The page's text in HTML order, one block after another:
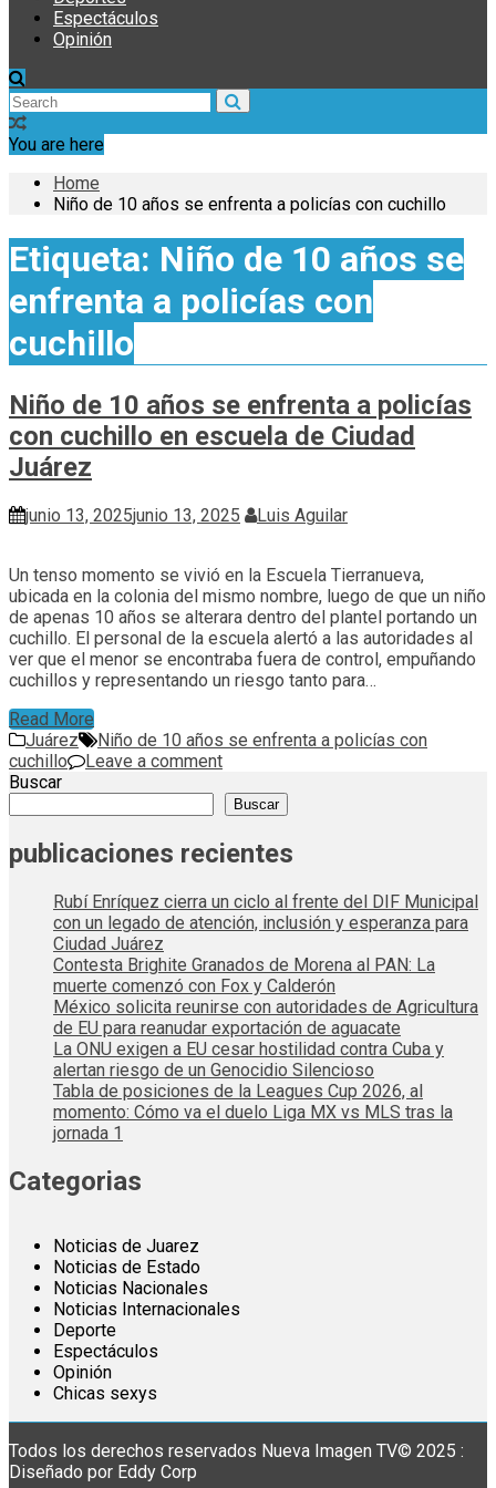
Espectáculos
Opinión
You are here
Home
Niño de 10 años se enfrenta a policías con cuchillo
Etiqueta: Niño de 10 años se
enfrenta a policías con
cuchillo
Niño de 10 años se enfrenta a policías
con cuchillo en escuela de Ciudad
Juárez
junio 13, 2025junio 13, 2025 Luis Aguilar
Un tenso momento se vivió en la Escuela Tierranueva,
ubicada en la colonia del mismo nombre, luego de que un niño
de apenas 10 años se alterara dentro del plantel portando un
cuchillo. El personal de la escuela alertó a las autoridades al
ver que el menor se encontraba fuera de control, empuñando
cuchillos y representando un riesgo tanto para…
Read More
Juárez
Niño de 10 años se enfrenta a policías con
cuchillo
Leave a comment
Buscar
Buscar
publicaciones recientes
Rubí Enríquez cierra un ciclo al frente del DIF Municipal
con un legado de atención, inclusión y esperanza para
Ciudad Juárez
Contesta Brighite Granados de Morena al PAN: La
muerte comenzó con Fox y Calderón
México solicita reunirse con autoridades de Agricultura
de EU para reanudar exportación de aguacate
La ONU exigen a EU cesar hostilidad contra Cuba y
alertan riesgo de un Genocidio Silencioso
Tabla de posiciones de la Leagues Cup 2026, al
momento: Cómo va el duelo Liga MX vs MLS tras la
jornada 1
Categorias
Noticias de Juarez
Noticias de Estado
Noticias Nacionales
Noticias Internacionales
Deporte
Espectáculos
Opinión
Chicas sexys
Todos los derechos reservados Nueva Imagen TV© 2025 :
Diseñado por Eddy Corp